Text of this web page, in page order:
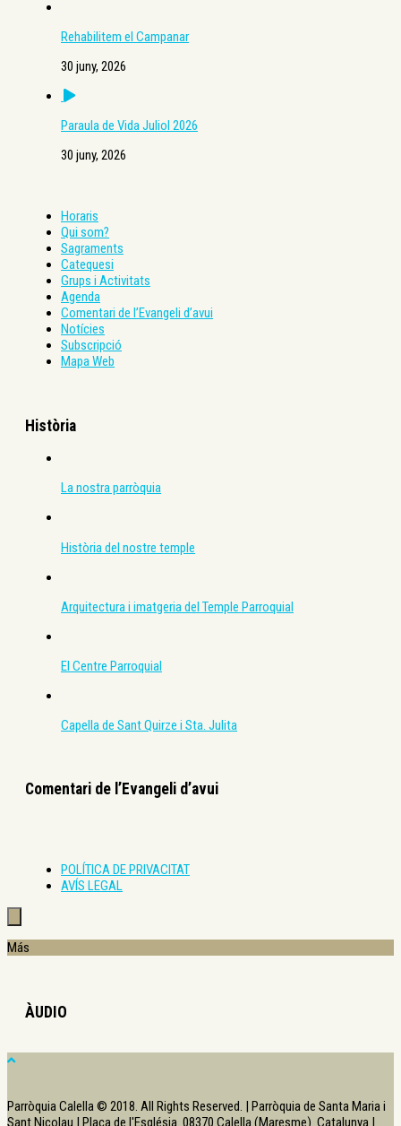
Rehabilitem el Campanar
30 juny, 2026
Paraula de Vida Juliol 2026
30 juny, 2026
Horaris
Qui som?
Sagraments
Catequesi
Grups i Activitats
Agenda
Comentari de l’Evangeli d’avui
Notícies
Subscripció
Mapa Web
Història
La nostra parròquia
Història del nostre temple
Arquitectura i imatgeria del Temple Parroquial
El Centre Parroquial
Capella de Sant Quirze i Sta. Julita
Comentari de l’Evangeli d’avui
POLÍTICA DE PRIVACITAT
AVÍS LEGAL
Más
ÀUDIO
Parròquia Calella © 2018. All Rights Reserved. | Parròquia de Santa Maria i
Sant Nicolau | Plaça de l'Església. 08370 Calella (Maresme). Catalunya |